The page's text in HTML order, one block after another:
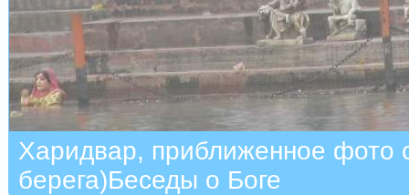
Харидвар, приближенное фото
берега)Беседы о Боге